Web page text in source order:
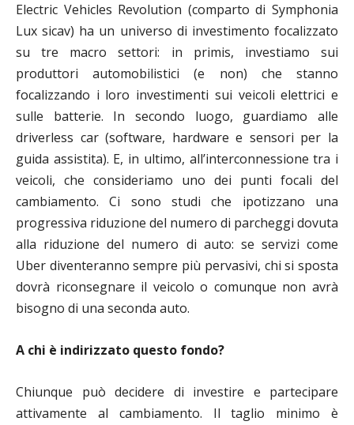
Electric Vehicles Revolution (comparto di Symphonia
Lux sicav) ha un universo di investimento focalizzato
su tre macro settori: in primis, investiamo sui
produttori automobilistici (e non) che stanno
focalizzando i loro investimenti sui veicoli elettrici e
sulle batterie. In secondo luogo, guardiamo alle
driverless car (software, hardware e sensori per la
guida assistita). E, in ultimo, all’interconnessione tra i
veicoli, che consideriamo uno dei punti focali del
cambiamento. Ci sono studi che ipotizzano una
progressiva riduzione del numero di parcheggi dovuta
alla riduzione del numero di auto: se servizi come
Uber diventeranno sempre più pervasivi, chi si sposta
dovrà riconsegnare il veicolo o comunque non avrà
bisogno di una seconda auto.
A chi è indirizzato questo fondo?
Chiunque può decidere di investire e partecipare
attivamente al cambiamento. Il taglio minimo è